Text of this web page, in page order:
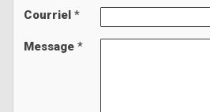
Courriel *
Message *